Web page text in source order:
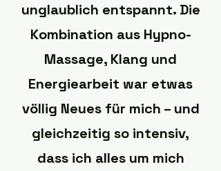
unglaublich entspannt. Die
Kombination aus Hypno-
Massage, Klang und
Energiearbeit war etwas
völlig Neues für mich – und
gleichzeitig so intensiv,
dass ich alles um mich